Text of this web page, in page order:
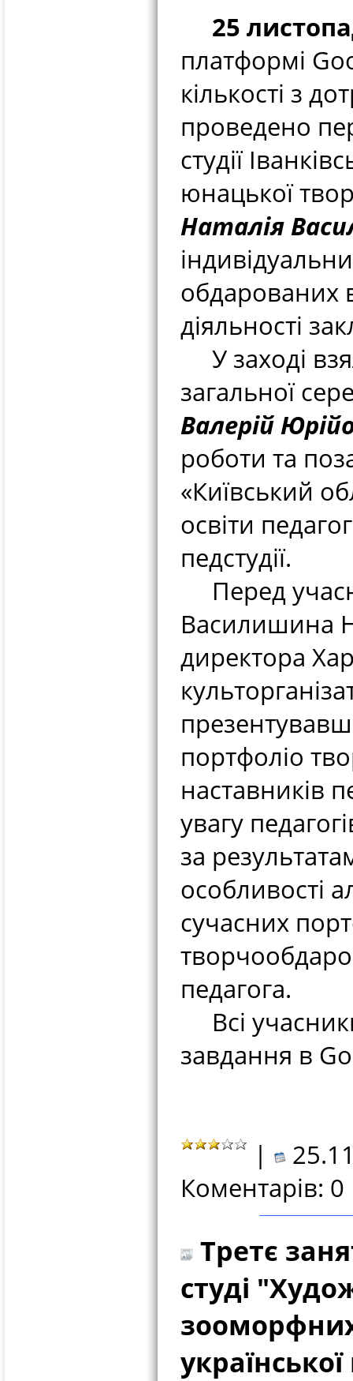
25
платформі
кількості з
проведено
студії
юнацької
Наталія
обдарованих
діяльності
У заході
загальної
Валерій
роботи та
«Київський
освіти
педстудії.
Перед
Василишина
директора
портфоліо
наставників
увагу
за
особливості
сучасних
педагога.
Всі
завдання в
|
Коментарів:
Третє
студі